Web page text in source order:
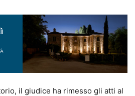
il giudice ha rimesso gli atti al